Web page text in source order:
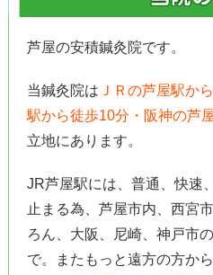
芦屋の安積鍼灸院です。
当鍼灸院は ＪＲの芦屋駅か
駅から徒歩10分・阪神の芦
立地にあります。
JR芦屋駅には、普通、快速
止まる為、芦屋市内、西宮
ろん、大阪、尼崎、神戸市
で。またもっと遠方の方か